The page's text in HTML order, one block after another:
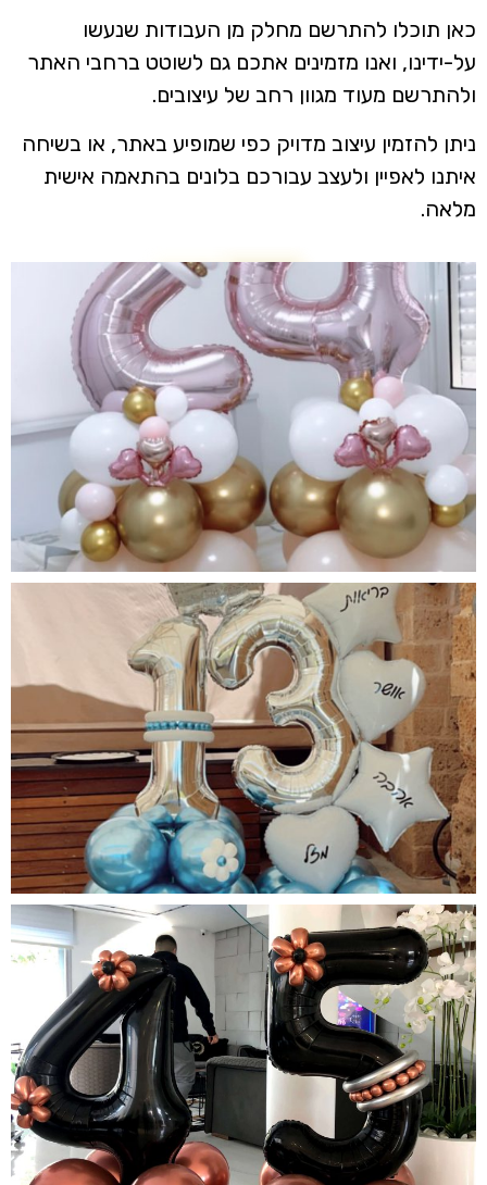
כאן תוכלו להתרשם מחלק מן העבודות שנעשו
על-ידינו, ואנו מזמינים אתכם גם לשוטט ברחבי האתר
ולהתרשם מעוד מגוון רחב של עיצובים.
ניתן להזמין עיצוב מדויק כפי שמופיע באתר, או בשיחה
איתנו לאפיין ולעצב עבורכם בלונים בהתאמה אישית
מלאה.